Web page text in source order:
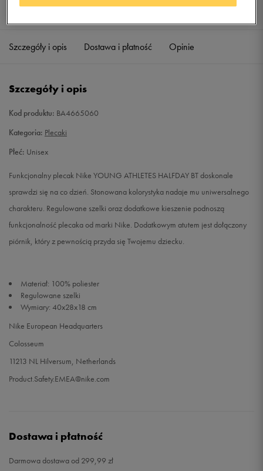
Szczegóły i opis Dostawa i płatność Opinie
Szczegóły i opis
Kod produktu: BA4665060
Kategoria: Plecaki
Płeć: Unisex
Funkcjonalny plecak Nike YOUNG ATHLETES HALFDAY BT doskonale
sprawdzi się na co dzień. Stonowana kolorystyka nadaje mu uniwersalnego
charakteru. Regulowane szelki oraz dodatkowe kieszenie podnoszą
funkcjonalność plecaka od marki Nike. Dodatkowym atutem jest dołączony
piórnik, który z pewnością przyda się Twojemu dziecku.
Materiał: 100% poliester
Regulowane szelki
Wymiary: 40x28x18 cm
Nike European Headquarters
Colosseum
11213 NL Hilversum, Netherlands
Product.Safety.EMEA@nike.com
Dostawa i płatność
Darmowa dostawa od 299,99 zł